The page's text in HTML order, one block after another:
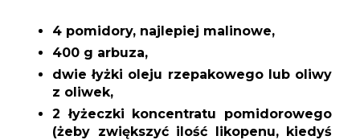
4 pomidory, najlepiej malinowe,
400 g arbuza,
dwie łyżki oleju rzepakowego lub oliwy
z oliwek,
2 łyżeczki koncentratu pomidorowego
(żeby zwiększyć ilość likopenu, kiedyś